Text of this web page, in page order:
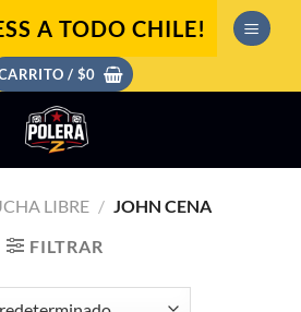
A TODO CHILE!
/ $0
LIBRE / JOHN CENA
FILTRAR